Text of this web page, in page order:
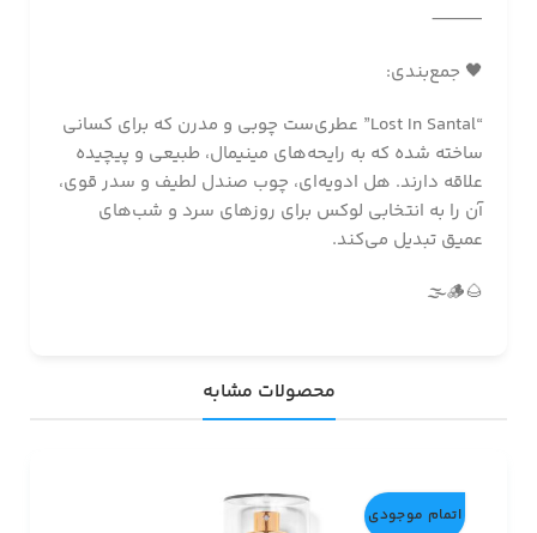
⸻
🖤 جمع‌بندی:
“Lost In Santal” عطری‌ست چوبی و مدرن که برای کسانی
ساخته شده که به رایحه‌های مینیمال، طبیعی و پیچیده
علاقه دارند. هل ادویه‌ای، چوب صندل لطیف و سدر قوی،
آن را به انتخابی لوکس برای روزهای سرد و شب‌های
عمیق تبدیل می‌کند.
🌰🪵🌫️
محصولات مشابه
اتمام موجودی